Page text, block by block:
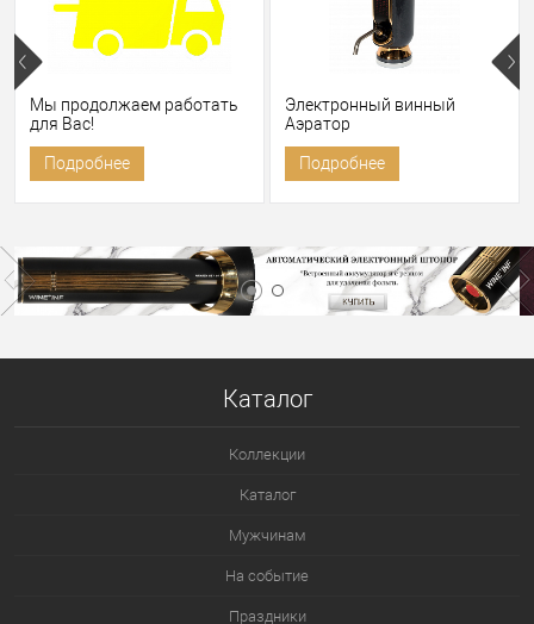
Мы продолжаем работать
для Вас!
Подробнее
Электронный винный
Аэратор
Подробнее
Каталог
Коллекции
Каталог
Мужчинам
На событие
Праздники